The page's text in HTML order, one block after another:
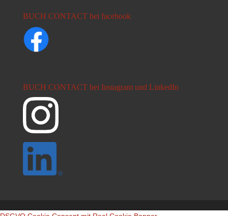
BUCH CONTACT bei facebook
BUCH CONTACT bei Instagram und LinkedIn